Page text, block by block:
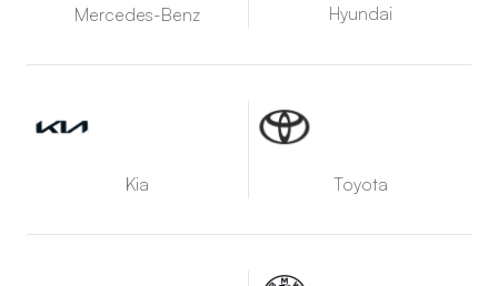
Mercedes-Benz Hyundai
Kia Toyota